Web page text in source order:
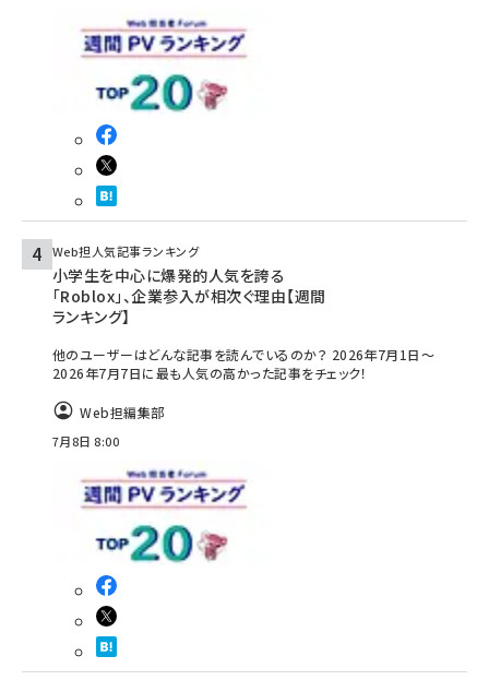
Web担人気記事ランキング
小学生を中心に爆発的人気を誇る
「Roblox」、企業参入が相次ぐ理由【週間
ランキング】
他のユーザーはどんな記事を読んでいるのか？ 2026年7月1日～
2026年7月7日に最も人気の高かった記事をチェック！
Web担編集部
7月8日 8:00